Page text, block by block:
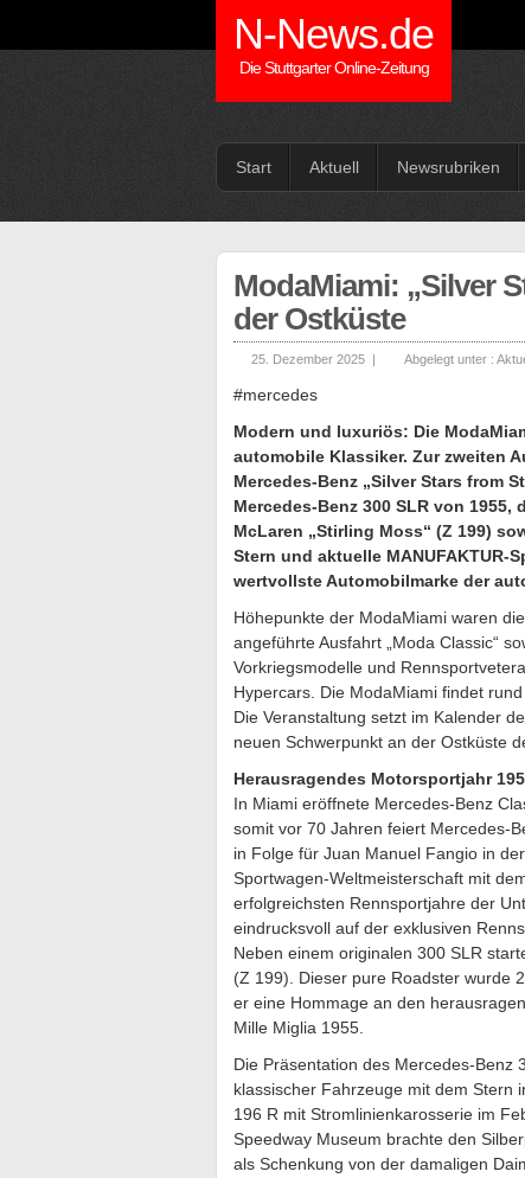
N-News.de
Die Stuttgarter Online-Zeitung
Start Aktuell Newsrubriken
ModaMiami: „Silver
der Ostküste
25. Dezember 2025 | Abgelegt unter :
#mercedes
Modern und luxuriös: Die
automobile Klassiker. Zur zweiten
Mercedes-Benz „Silver Stars from
Mercedes-Benz 300 SLR von
McLaren „Stirling Moss“ (Z 199)
Stern und aktuelle
wertvollste Automobilmarke der
Höhepunkte der ModaMiami waren
angeführte Ausfahrt „Moda Classic“
Vorkriegsmodelle und
Hypercars. Die ModaMiami findet
Die Veranstaltung setzt im Kalender
neuen Schwerpunkt an der Ostküste
Herausragendes Motorsportjahr
In Miami eröffnete Mercedes-Benz
somit vor 70 Jahren feiert Mercedes-
in Folge für Juan Manuel Fangio in
Sportwagen-Weltmeisterschaft mit
erfolgreichsten Rennsportjahre der
eindrucksvoll auf der exklusiven
Neben einem originalen 300 SLR
(Z 199). Dieser pure Roadster wurde
er eine Hommage an den
Mille Miglia 1955.
Die Präsentation des Mercedes-Benz
klassischer Fahrzeuge mit dem Stern
196 R mit Stromlinienkarosserie im
Speedway Museum brachte den
als Schenkung von der damaligen